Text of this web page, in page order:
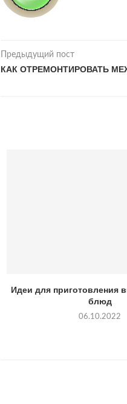
Предыдущий пост
КАК ОТРЕМОНТИРОВАТЬ
Идеи для приготовления
блюд
06.10.2022